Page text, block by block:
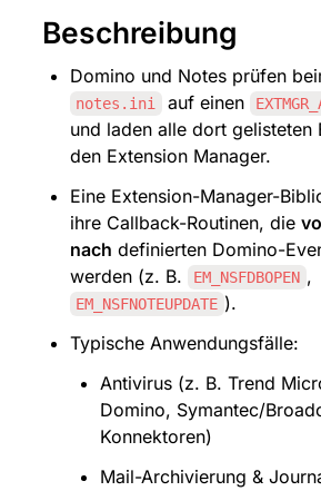
Beschreibung
notes.ini auf einen
und laden alle dort gelisteten
den Extension Manager.
Eine Extension-Manager-
ihre Callback-Routinen, die
nach definierten Domino-
werden (z. B.
EM_NSFDBOPEN
EM_NSFNOTEUPDATE ).
Typische Anwendungsfälle:
Antivirus (z. B. Trend
Domino, Symantec/
Konnektoren)
Mail-Archivierung &